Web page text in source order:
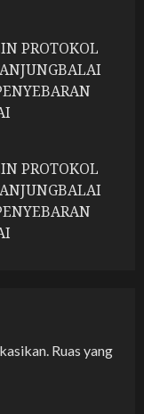
PROTOKOL
PROTOKOL
Ruas yang